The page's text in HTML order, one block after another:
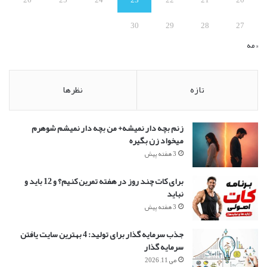
27
28
29
30
« مه
تازه نظرها
زنم بچه دار نمیشه+ من بچه دار نمیشم شوهرم
میخواد زن بگیره
3 هفته پیش
برای کات چند روز در هفته تمرین کنیم؟ و 12 باید و
نباید
3 هفته پیش
جذب سرمایه گذار برای تولید: 4 بهترین سایت یافتن
سرمایه گذار
می 11, 2026